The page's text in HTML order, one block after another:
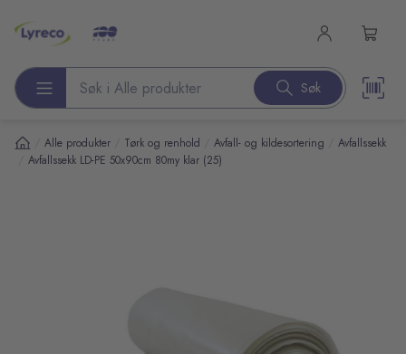
Søk etter produkter Søk
Alle produkter Tørk og renhold Avfall- og kildesortering Avfallssekk
Avfallssekk LD-PE 50x90cm 80my klar (25)